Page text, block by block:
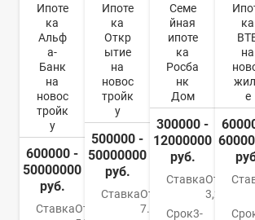
Ипоте
ка
Альф
а-
Банк
на
новос
тройк
у
600000 -
50000000
руб.
СтавкаОт
Ипоте
ка
Откр
ытие
на
новос
тройк
у
500000 -
50000000
руб.
СтавкаОт
7.5%
Семе
йная
ипоте
ка
Росба
нк
Дом
300000 -
12000000
руб.
СтавкаОт
3,2%
Срок3-
ка
на
е